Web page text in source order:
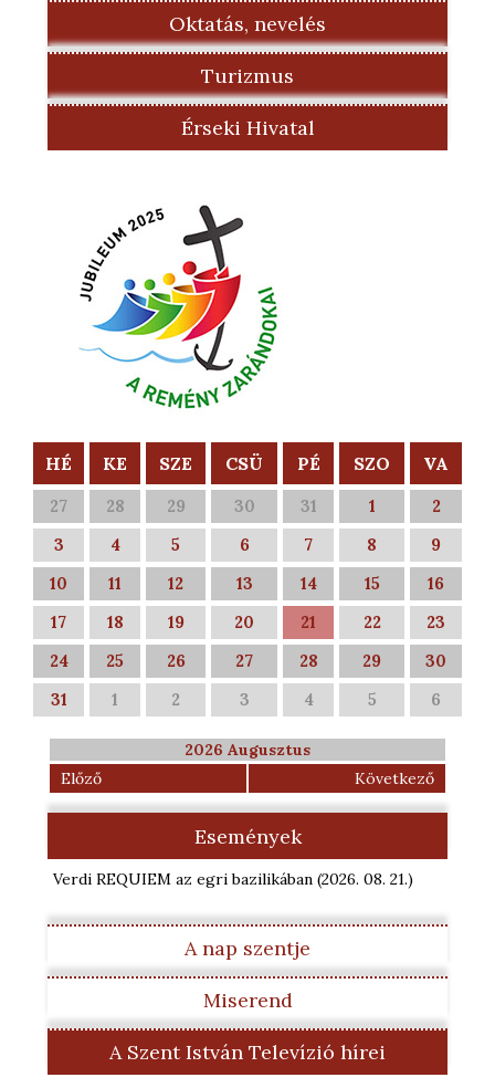
Oktatás, nevelés
Turizmus
Érseki Hivatal
HÉ KE SZE CSÜ PÉ SZO VA
27 28 29 30 31 1
2
3
4 5 6 7 8
9
10
11 12 13 14 15
16
17
18 19 20 21 22
23
24
25 26 27 28 29
30
31
1 2 3 4 5 6
2026 Augusztus
Előző
Következő
Események
Verdi REQUIEM az egri bazilikában (2026. 08. 21.)
A nap szentje
Miserend
A Szent István Televízió hírei